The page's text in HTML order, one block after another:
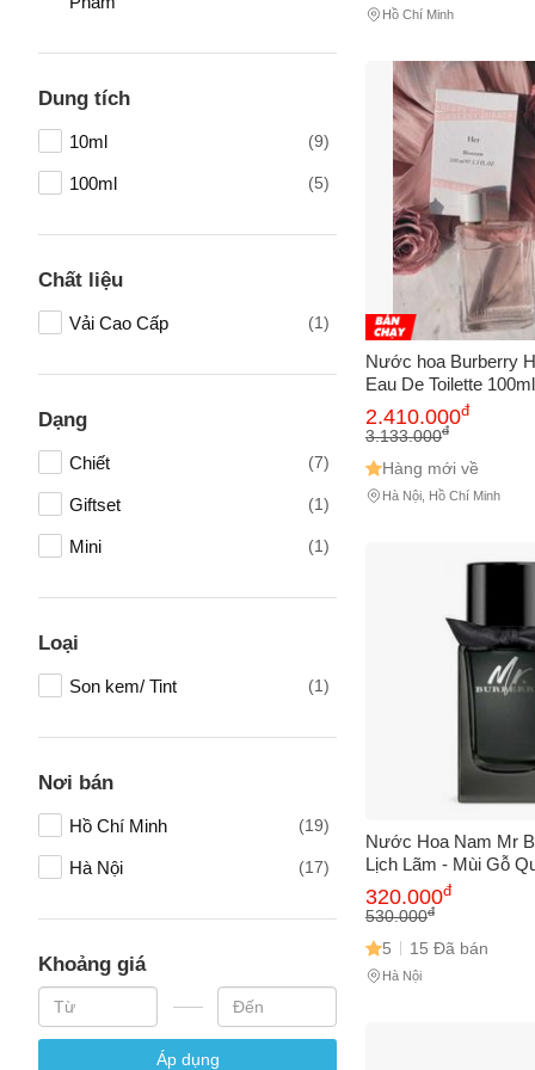
Dung tích
10ml (9)
100ml (5)
Chất liệu
Vải Cao Cấp (1)
Dạng
Chiết (7)
Giftset (1)
Mini (1)
Loại
Son kem/ Tint (1)
Nơi bán
Hồ Chí Minh (19)
Hà Nội (17)
Khoảng giá
Áp dụng
Hồ Chí Minh
Nước hoa Burberry
Eau De Toilette
nhàng 655399
2.410.000đ
3.133.000đ
Hàng mới về
Hà Nội, Hồ Chí Minh
Nước Hoa Nam Mr
Lịch Lãm - Mùi Gỗ
Hương Quế,
Hương - Sản Phẩm
320.000đ
530.000đ
5 15 Đã bán
Hà Nội